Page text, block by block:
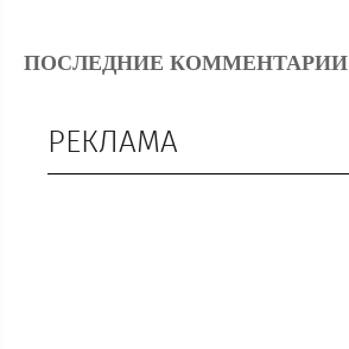
ПОСЛЕДНИЕ КОММЕНТАРИИ
РЕКЛАМА